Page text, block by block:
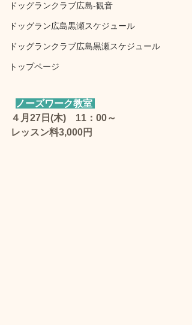
ドッグランクラブ広島‐観音
ドッグラン広島黒瀬スケジュール
ドッグランクラブ広島黒瀬スケジュール
トップページ
ノーズワーク教室
４月27日(木)　11：00～
レッスン料3,000円